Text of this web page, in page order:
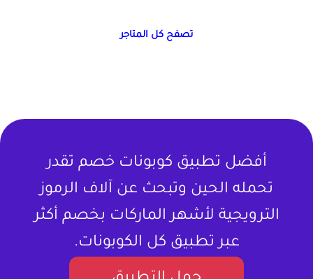
تصفح كل المتاجر
أفضل تطبيق كوبونات خصم تقدر
تحمله الحين وتبحث عن آلاف الرموز
الترويجية لأشهر الماركات بخصم أكثر
عبر تطبيق كل الكوبونات.